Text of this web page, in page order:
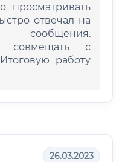
просматривать
отвечал на
сообщения.
совмещать с
работу
26.03.2023